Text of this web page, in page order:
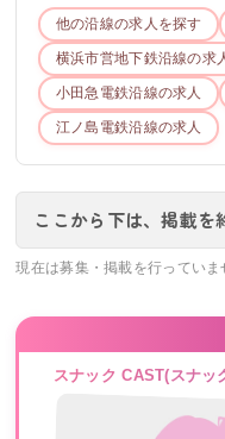
他の沿線の求人を探す
横浜市営地下鉄沿線の求
小田急電鉄沿線の求人
江ノ島電鉄沿線の求人
ここから下は、掲載
現在は募集・掲載を行っていま
スナック CAST(スナッ